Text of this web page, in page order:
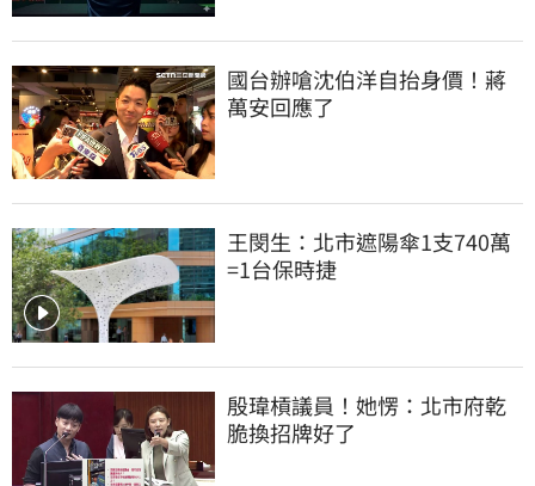
國台辦嗆沈伯洋自抬身價！蔣
萬安回應了
王閔生：北市遮陽傘1支740萬
=1台保時捷
殷瑋槓議員！她愣：北市府乾
脆換招牌好了